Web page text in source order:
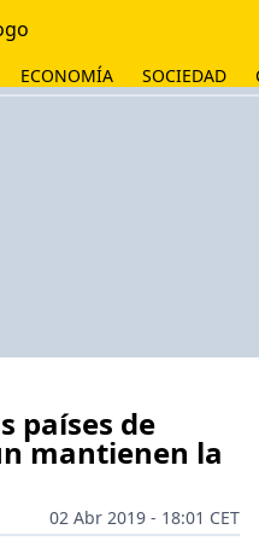
ECONOMÍA SOCIEDAD
países de
mantienen la
02 Abr 2019 - 18:01 CET